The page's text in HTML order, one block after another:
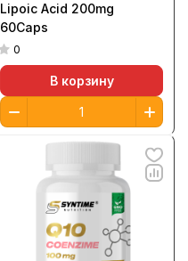
Lipoic Acid 200mg
60Caps
0
В корзину